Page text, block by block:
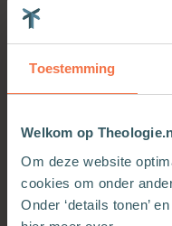
Toestemming
Welkom op
Om deze website
cookies om onder
Onder ‘details tonen’
Meer van deze